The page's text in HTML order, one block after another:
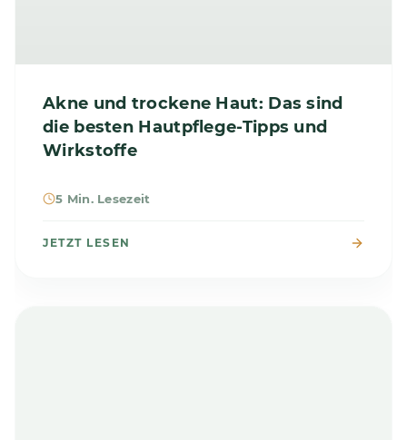
Akne und trockene Haut: Das sind
die besten Hautpflege-Tipps und
Wirkstoffe
5 Min. Lesezeit
JETZT LESEN